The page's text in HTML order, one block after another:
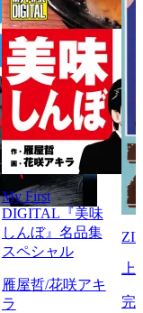
My First
DIGITAL『美味
しんぼ』名品集
スペシャル
雁屋哲/花咲アキ
ラ
完